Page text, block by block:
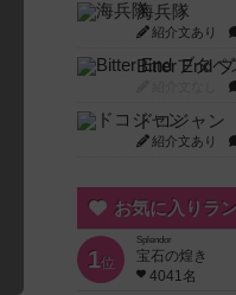
海兵隊
紹介文あり
ドコジャン
紹介文あり
お気に入りラ
1位
Splendor
宝石の煌き
4041名